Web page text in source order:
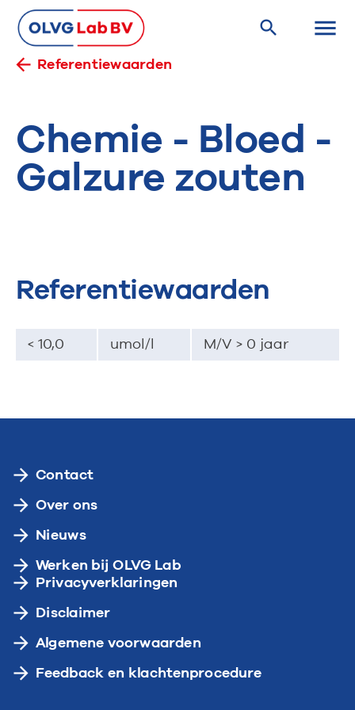
Referentiewaarden
Chemie - Bloed -
Galzure zouten
Referentiewaarden
< 10,0 umol/l M/V > 0 jaar
Contact
Over ons
Nieuws
Werken bij OLVG Lab
Privacyverklaringen
Disclaimer
Algemene voorwaarden
Feedback en klachtenprocedure